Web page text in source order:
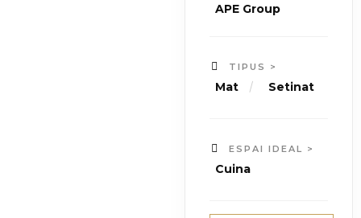
APE Group
TIPUS >
Mat / Setinat
ESPAI IDEAL >
Cuina